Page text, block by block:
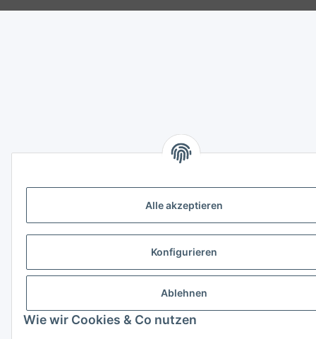
Alle akzeptieren
Konfigurieren
Ablehnen
Wie wir Cookies & Co nutzen